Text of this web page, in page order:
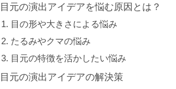
目元の演出アイデアを悩む原因とは？
1. 目の形や大きさによる悩み
2. たるみやクマの悩み
3. 目元の特徴を活かしたい悩み
目元の演出アイデアの解決策